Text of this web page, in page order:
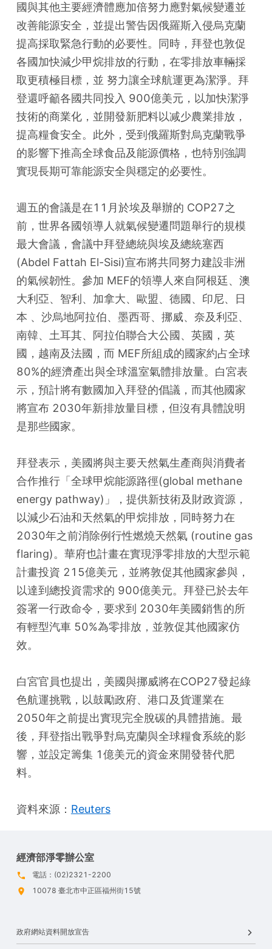
國與其他主要經濟體應加倍努力應對氣候變遷並
改善能源安全，並提出警告因俄羅斯入侵烏克蘭
提高採取緊急行動的必要性。同時，拜登也敦促
各國加快減少甲烷排放的行動，在零排放車輛採
取更積極目標，並 努力讓全球航運更為潔淨。拜
登還呼籲各國共同投入 900億美元，以加快潔淨
技術的商業化，並開發新肥料以减少農業排放，
提高糧食安全。此外，受到俄羅斯對烏克蘭戰爭
的影響下推高全球食品及能源價格，也特別強調
實現長期可靠能源安全與穩定的必要性。
週五的會議是在11月於埃及舉辦的 COP27之
前，世界各國領導人就氣候變遷問題舉行的規模
最大會議，會議中拜登總統與埃及總統塞西
(Abdel Fattah El-Sisi)宣布將共同努力建設非洲
的氣候韌性。參加 MEF的領導人來自阿根廷、澳
大利亞、智利、加拿大、歐盟、德國、印尼、日
本 、沙烏地阿拉伯、墨西哥、挪威、奈及利亞、
南韓、土耳其、阿拉伯聯合大公國、英國，英
國，越南及法國，而 MEF所組成的國家約占全球
80%的經濟產出與全球溫室氣體排放量。白宮表
示，預計將有數國加入拜登的倡議，而其他國家
將宣布 2030年新排放量目標，但沒有具體說明
是那些國家。
拜登表示，美國將與主要天然氣生產商與消費者
合作推行「全球甲烷能源路徑(global methane
energy pathway)」，提供新技術及財政資源，
以減少石油和天然氣的甲烷排放，同時努力在
2030年之前消除例行性燃燒天然氣 (routine gas
flaring)。華府也計畫在實現淨零排放的大型示範
計畫投資 215億美元，並將敦促其他國家參與，
以達到總投資需求的 900億美元。拜登已於去年
簽署一行政命令，要求到 2030年美國銷售的所
有輕型汽車 50%為零排放，並敦促其他國家仿
效。
白宮官員也提出，美國與挪威將在COP27發起綠
色航運挑戰，以鼓勵政府、港口及貨運業在
2050年之前提出實現完全脫碳的具體措施。最
後，拜登指出戰爭對烏克蘭與全球糧食系統的影
響，並設定籌集 1億美元的資金來開發替代肥
料。
資料來源： Reuters
經濟部淨零辦公室
電話：(02)2321-2200
10078 臺北市中正區福州街15號
政府網站資料開放宣告